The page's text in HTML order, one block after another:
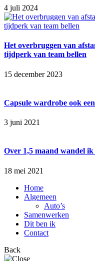
4 juli 2024
Het overbruggen van
tijdperk van team bellen
15 december 2023
Capsule wardrobe ook
3 juni 2021
Over 1,5 maand wandel
18 mei 2021
Home
Algemeen
Auto’s
Samenwerken
Dit ben ik
Contact
Back